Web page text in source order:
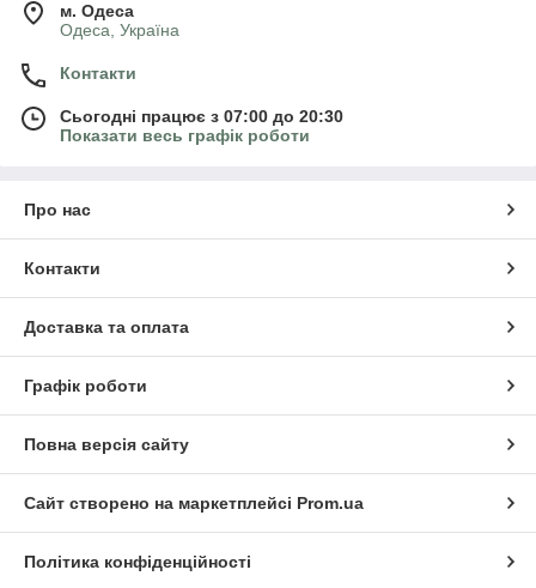
м. Одеса
Одеса, Україна
Контакти
Сьогодні працює з 07:00 до 20:30
Показати весь графік роботи
Про нас
Контакти
Доставка та оплата
Графік роботи
Повна версія сайту
Сайт створено на маркетплейсі Prom.ua
Політика конфіденційності